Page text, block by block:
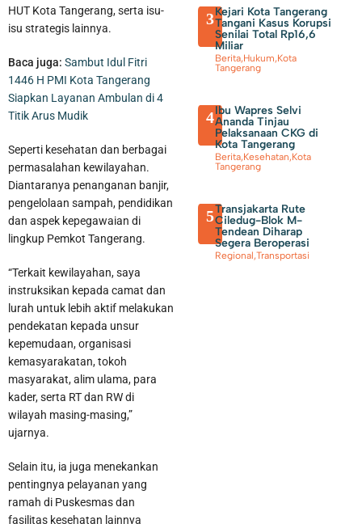
HUT Kota Tangerang, serta isu-
isu strategis lainnya.
Baca juga: Sambut Idul Fitri
1446 H PMI Kota Tangerang
Siapkan Layanan Ambulan di 4
Titik Arus Mudik
Seperti kesehatan dan berbagai
permasalahan kewilayahan.
Diantaranya penanganan banjir,
pengelolaan sampah, pendidikan
dan aspek kepegawaian di
lingkup Pemkot Tangerang.
“Terkait kewilayahan, saya
instruksikan kepada camat dan
lurah untuk lebih aktif melakukan
pendekatan kepada unsur
kepemudaan, organisasi
kemasyarakatan, tokoh
masyarakat, alim ulama, para
kader, serta RT dan RW di
wilayah masing-masing,”
ujarnya.
Selain itu, ia juga menekankan
pentingnya pelayanan yang
ramah di Puskesmas dan
fasilitas kesehatan lainnya
3Kejari Kota Tangerang
Tangani Kasus Korupsi
Senilai Total Rp16,6
Miliar
Berita,Hukum,Kota
Tangerang
4Ibu Wapres Selvi
Ananda Tinjau
Pelaksanaan CKG di
Kota Tangerang
Berita,Kesehatan,Kota
Tangerang
5Transjakarta Rute
Ciledug-Blok M-
Tendean Diharap
Segera Beroperasi
Regional,Transportasi